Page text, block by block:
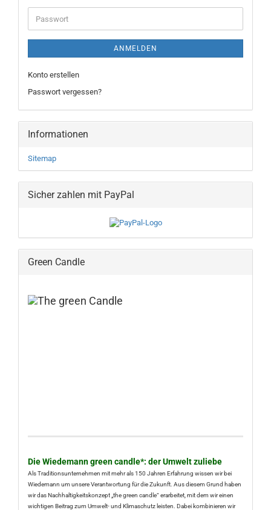
Adresse
Passwort
ANMELDEN
Konto erstellen
Passwort vergessen?
Informationen
Sitemap
Sicher zahlen mit PayPal
Green Candle
Die Wiedemann green candle*: der Umwelt zuliebe
Als Traditionsunternehmen mit mehr als 150 Jahren Erfahrung wissen wir bei
Wiedemann um unsere Verantwortung für die Zukunft. Aus diesem Grund haben
wir das Nachhaltigkeitskonzept „the green candle“ erarbeitet, mit dem wir einen
wichtigen Beitrag zum Umwelt- und Klimaschutz leisten. Dabei kombinieren wir